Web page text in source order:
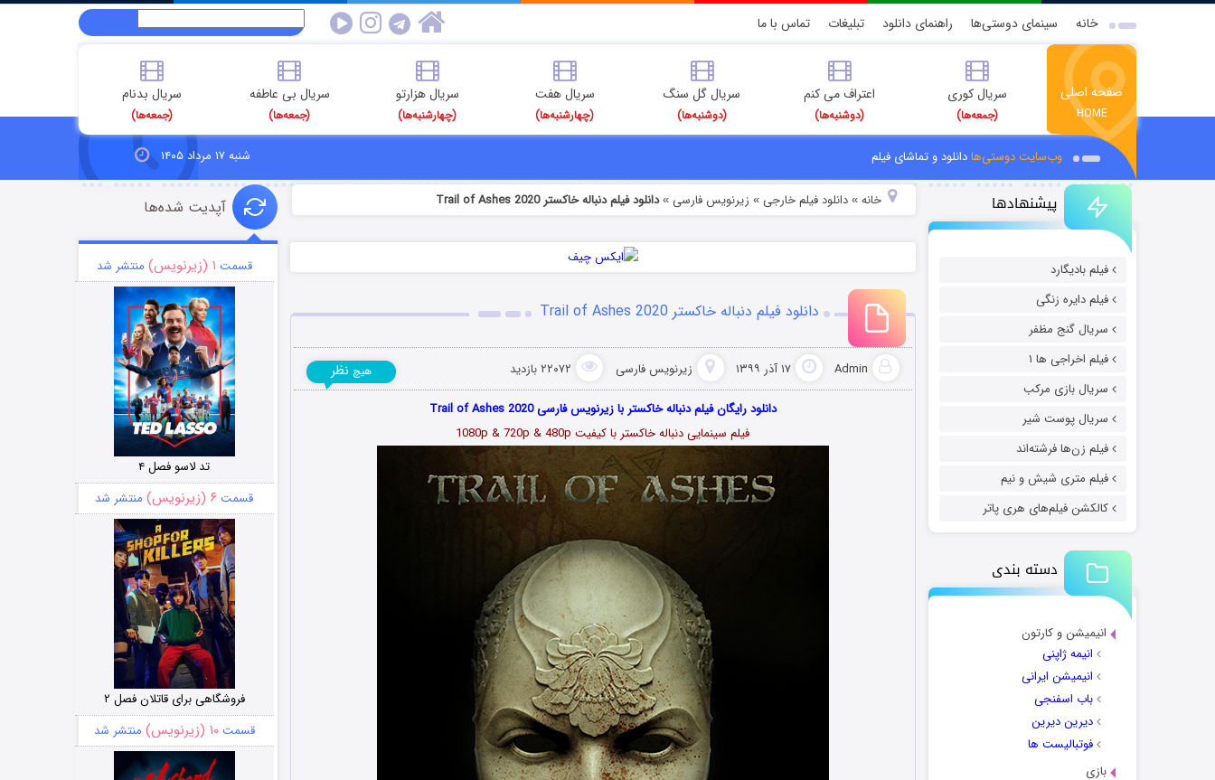
خانه سینمای دوستی‌ها راهنمای دانلود تبلیغات تماس با ما
صفحه اصلی
HOME
سریال کوری
(جمعه‌ها)
اعتراف می کنم
(دوشنبه‌ها)
سریال گل سنگ
(دوشنبه‌ها)
سریال هفت
(چهارشنبه‌ها)
سریال هزارتو
(چهارشنبه‌ها)
سریال بی عاطفه
(جمعه‌ها)
سریال بدنام
(جمعه‌ها)
وب‌سایت دوستی‌هادانلود و تماشای فیلم شنبه ۱۷ مرداد ۱۴۰۵
پیشنهادها
فیلم بادیگارد
فیلم دایره زنگی
سریال گنج مظفر
فیلم اخراجی ها ۱
سریال بازی مرکب
سریال پوست شیر
فیلم زن‌ها فرشته‌اند
فیلم متری شیش و نیم
کالکشن فیلم‌های هری پاتر
دسته بندی
انیمیشن و کارتون
انیمه ژاپنی
انیمیشن ایرانی
باب اسفنجی
دیرین دیرین
فوتبالیست ها
بازی
خانه» دانلود فیلم خارجی » زیرنویس فارسی »دانلود فیلم دنباله خاکستر Trail of Ashes 2020
دانلود فیلم دنباله خاکستر Trail of Ashes 2020
Admin ۱۷ آذر ۱۳۹۹ زیرنویس فارسی ۲۲۰۷۲ بازدید هیچ نظر
دانلود رایگان فیلم دنباله خاکستر با زیرنویس فارسی Trail of Ashes 2020
فیلم سینمایی دنباله خاکستر با کیفیت 1080p & 720p & 480p
آپدیت شده‌ها
قسمت ۱ (زیرنویس) منتشر شد
تد لاسو فصل ۴
قسمت ۶ (زیرنویس) منتشر شد
فروشگاهی برای قاتلان فصل ۲
قسمت۱۰ (زیرنویس) منتشر شد